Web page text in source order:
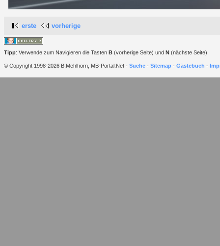
erste vorherige
Tipp: Verwende zum Navigieren die Tasten B (vorherige Seite) und N (nächste Seite).
© Copyright 1998-2026 B.Mehlhorn, MB-Portal.Net - Suche - Sitemap - Gästebuch -